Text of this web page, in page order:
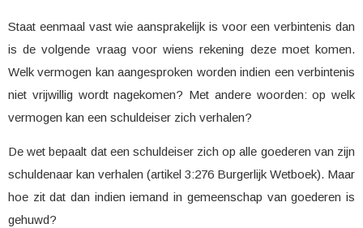
Staat eenmaal vast wie aansprakelijk is voor een verbintenis dan
is de volgende vraag voor wiens rekening deze moet komen.
Welk vermogen kan aangesproken worden indien een verbintenis
niet vrijwillig wordt nagekomen? Met andere woorden: op welk
vermogen kan een schuldeiser zich verhalen?
De wet bepaalt dat een schuldeiser zich op alle goederen van zijn
schuldenaar kan verhalen (artikel 3:276 Burgerlijk Wetboek). Maar
hoe zit dat dan indien iemand in gemeenschap van goederen is
gehuwd?